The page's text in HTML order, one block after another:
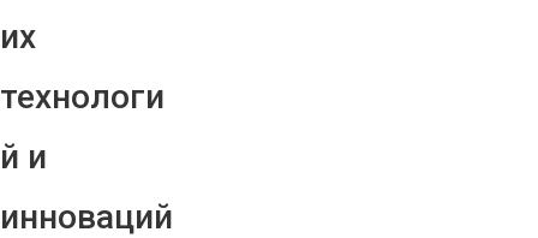
их
технологи
й и
инноваций